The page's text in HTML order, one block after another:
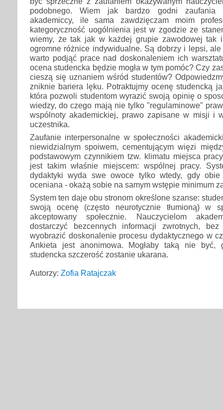
podobnego. Wiem jak bardzo godni zaufania
akademiccy, ile sama zawdzięczam moim
kategoryczność uogólnienia jest w zgodzie ze
wiemy, że tak jak w każdej grupie zawodowej tak
ogromne różnice indywidualne. Są dobrzy i lepsi,
warto podjąć prace nad doskonaleniem ich
ocena studencka będzie mogła w tym pomóc? Czy
cieszą się uznaniem wśród studentów?
zniknie bariera lęku. Potraktujmy ocenę studencką
która pozwoli studentom wyrazić swoją opinię o
wiedzy, do czego mają nie tylko "regulaminowe"
wspólnoty akademickiej, prawo zapisane w misji i
uczestnika.
Zaufanie interpersonalne w społeczności
niewidzialnym spoiwem, cementującym więzi
podstawowym czynnikiem tzw. klimatu miejsca
jest takim właśnie miejscem: wspólnej pracy.
dydaktyki wyda swe owoce tylko wtedy, gdy
oceniana - okażą sobie na samym wstępie minimum
System ten daje obu stronom określone szanse:
swoją ocenę (często neurotycznie tłumioną) w
akceptowany społecznie. Nauczycielom
dostarczyć bezcennych informacji zwrotnych,
wyobrazić doskonalenie procesu dydaktycznego w
Ankieta jest anonimowa. Mogłaby taką nie być,
studencka szczerość zostanie ukarana.
Autorzy: Zofia Ratajczak